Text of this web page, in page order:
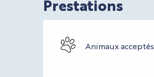
Prestations
Animaux acceptés